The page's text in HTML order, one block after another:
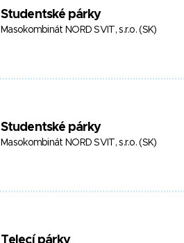
Studentské párky
Masokombinát NORD SVIT, s.r.o. (SK)
Studentské párky
Masokombinát NORD SVIT, s.r.o. (SK)
Telecí párky